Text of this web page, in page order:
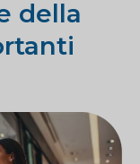
della